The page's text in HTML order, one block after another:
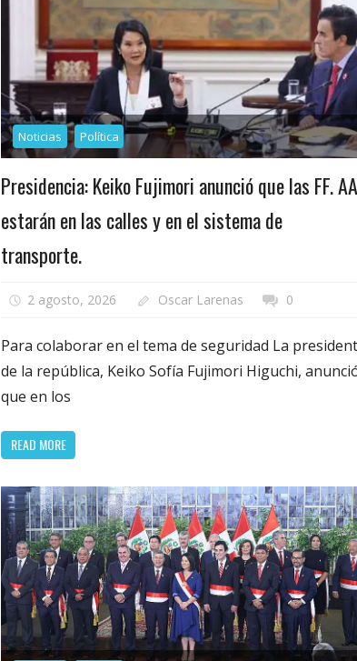
Noticias Política
Presidencia: Keiko Fujimori anunció que las FF.
estarán en las calles y en el sistema de
transporte.
2 agosto, 2026 Oscar Larenas 0
Para colaborar en el tema de seguridad La
de la república, Keiko Sofía Fujimori Higuchi,
que en los
READ MORE